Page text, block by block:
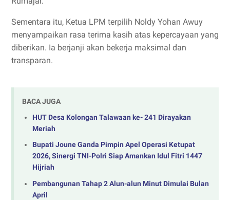
Sementara itu, Ketua LPM terpilih Noldy Yohan Awuy
menyampaikan rasa terima kasih atas kepercayaan yang
diberikan. Ia berjanji akan bekerja maksimal dan
transparan.
BACA JUGA
HUT Desa Kolongan Talawaan ke- 241 Dirayakan
Meriah
Bupati Joune Ganda Pimpin Apel Operasi Ketupat
2026, Sinergi TNI-Polri Siap Amankan Idul Fitri 1447
Hijriah
Pembangunan Tahap 2 Alun-alun Minut Dimulai Bulan
April